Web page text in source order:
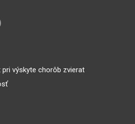
výskyte chorôb zvierat